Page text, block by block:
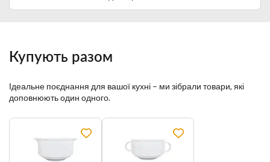
Купують разом
Ідеальне поєднання для вашої кухні – ми зібрали товари, які
доповнюють один одного.